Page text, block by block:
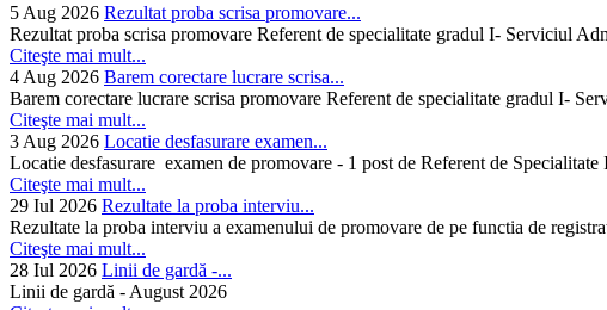
5 Aug 2026 Rezultat proba scrisa promovare...
Rezultat proba scrisa promovare Referent de specialitate gradul I- Serviciul
Citeşte mai mult...
4 Aug 2026 Barem corectare lucrare scrisa...
Barem corectare lucrare scrisa promovare Referent de specialitate gradul I-
Citeşte mai mult...
3 Aug 2026 Locatie desfasurare examen...
Locatie desfasurare examen de promovare - 1 post de Referent de
Citeşte mai mult...
29 Iul 2026 Rezultate la proba interviu...
Rezultate la proba interviu a examenului de promovare de pe functia de
Citeşte mai mult...
28 Iul 2026 Linii de gardă -...
Linii de gardă - August 2026